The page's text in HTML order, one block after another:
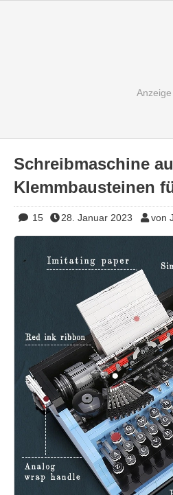
Schreibmaschine
Klemmbausteinen
15 28. Januar 2023 von